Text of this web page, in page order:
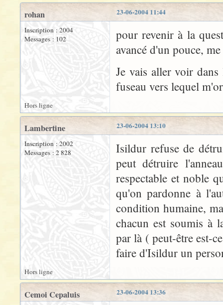
23-06-2004 11:44
rohan
Inscription : 2004
Messages : 102
pour revenir à la
avancé d'un pouce,
Je vais aller voir
fuseau vers lequel
Hors ligne
23-06-2004 13:10
Lambertine
Inscription : 2002
Messages : 2 828
Isildur refuse de
peut détruire
respectable et noble
qu'on pardonne à
condition humaine,
chacun est soumis à
par là ( peut-être est-
faire d'Isildur un
Hors ligne
23-06-2004 13:36
Cemoi Cepaluis